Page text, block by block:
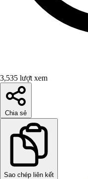
3,535 lượt xem
Chia sẻ
Sao chép liên kết